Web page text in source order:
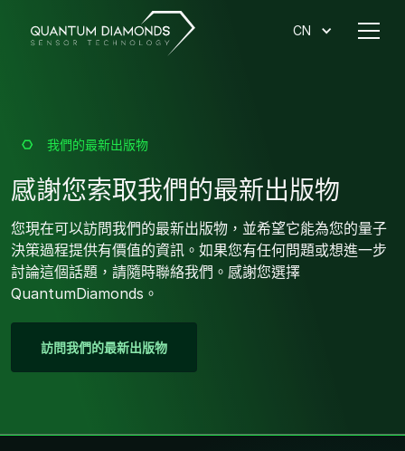
CN
我們的最新出版物
感謝您索取我們的最新出版物
您現在可以訪問我們的最新出版物，並希望它能為您的量子
決策過程提供有價值的資訊。如果您有任何問題或想進一步
討論這個話題，請隨時聯絡我們。感謝您選擇
QuantumDiamonds。
訪問我們的最新出版物